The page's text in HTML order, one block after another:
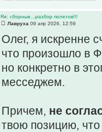
Re: сборные...разбор полетов!!!
Лавруха 09 апр 2026, 12:59
Олег, я искренне
что произошло в
но конкретно в
месседжем.
Причем, не
твою позицию,